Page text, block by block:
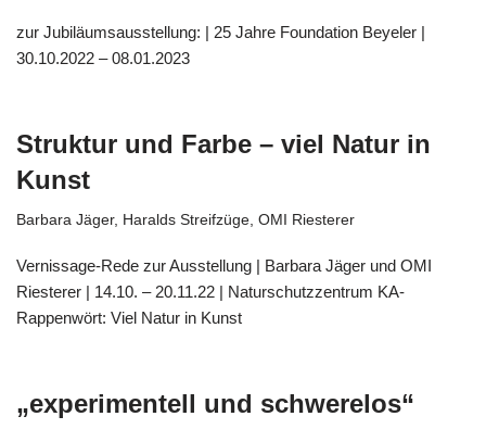
zur Jubiläumsausstellung: | 25 Jahre Foundation Beyeler |
30.10.2022 – 08.01.2023
Struktur und Farbe – viel Natur in
Kunst
Barbara Jäger, Haralds Streifzüge, OMI Riesterer
Vernissage-Rede zur Ausstellung | Barbara Jäger und OMI
Riesterer | 14.10. – 20.11.22 | Naturschutzzentrum KA-
Rappenwört: Viel Natur in Kunst
„experimentell und schwerelos“